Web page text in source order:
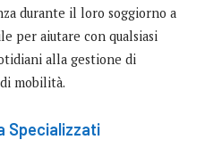
durante il loro soggiorno a
per aiutare con qualsiasi
alla gestione di
mobilità.
Specializzati